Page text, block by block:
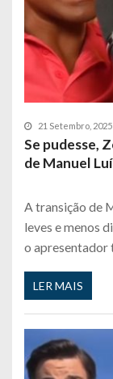
21 Setembro, 2025
Se pudesse,
de Manuel
A transição de
leves e menos
o apresentador
LER MAIS